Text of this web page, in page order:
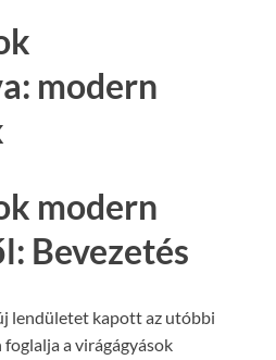
modern
modern
Bevezetés
lendületet kapott az utóbbi
foglalja a virágágyások